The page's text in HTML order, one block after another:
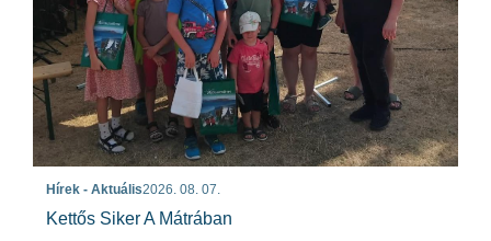
Hírek - Aktuális2026. 08. 07.
Kettős Siker A Mátrában